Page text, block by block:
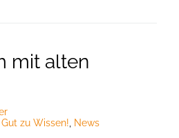
mit alten
Gut zu Wissen! News